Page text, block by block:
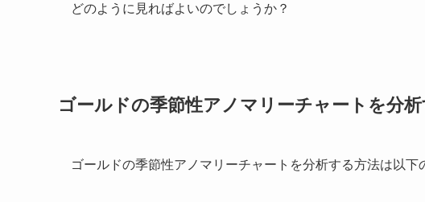
どのように見ればよいのでしょうか？
ゴールドの季節性アノマリーチャートを分析
ゴールドの季節性アノマリーチャートを分析する方法は以下